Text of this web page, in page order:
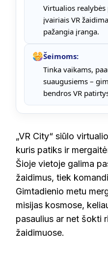
Virtualios
įvairiais VR
pažangia įranga.
Šeimoms:
Tinka vaikams,
suaugusiems –
bendros VR
„VR City“ siūlo
kuris patiks ir
Šioje vietoje galima
žaidimus, tiek
Gimtadienio metu
misijas kosmose,
pasaulius ar net šokti
žaidimuose.